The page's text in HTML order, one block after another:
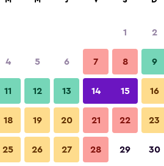
más barata de precio por noche
Proveedor Total noche
$16 Ver oferta
1 2
4 5 6 7 8 9
11 12 13 14 15 16
18 19 20 21 22 23
25 26 27 28 29 30